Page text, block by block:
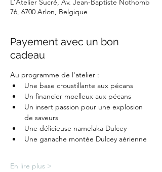
L'Atelier Sucré, Av. Jean-Baptiste Nothomb
76, 6700 Arlon, Belgique
Payement avec un bon
cadeau
Au programme de l'atelier :
Une base croustillante aux pécans
Un financier moelleux aux pécans
Un insert passion pour une explosion
de saveurs
Une délicieuse namelaka Dulcey
Une ganache montée Dulcey aérienne
En lire plus >